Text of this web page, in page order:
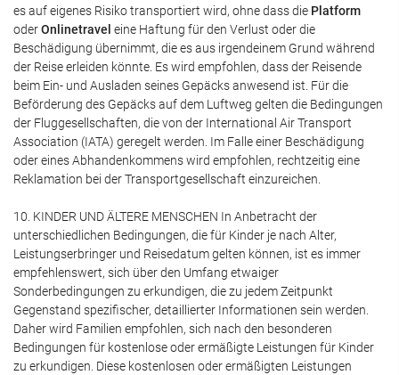
es auf eigenes Risiko transportiert wird, ohne dass die Platform
oderOnlinetravel eine Haftung für den Verlust oder die
Beschädigung übernimmt, die es aus irgendeinem Grund während
der Reise erleiden könnte. Es wird empfohlen, dass der Reisende
beim Ein- und Ausladen seines Gepäcks anwesend ist. Für die
Beförderung des Gepäcks auf dem Luftweg gelten die Bedingungen
der Fluggesellschaften, die von der International Air Transport
Association (IATA) geregelt werden. Im Falle einer Beschädigung
oder eines Abhandenkommens wird empfohlen, rechtzeitig eine
Reklamation bei der Transportgesellschaft einzureichen.
10. KINDER UND ÄLTERE MENSCHEN In Anbetracht der
unterschiedlichen Bedingungen, die für Kinder je nach Alter,
Leistungserbringer und Reisedatum gelten können, ist es immer
empfehlenswert, sich über den Umfang etwaiger
Sonderbedingungen zu erkundigen, die zu jedem Zeitpunkt
Gegenstand spezifischer, detaillierter Informationen sein werden.
Daher wird Familien empfohlen, sich nach den besonderen
Bedingungen für kostenlose oder ermäßigte Leistungen für Kinder
zu erkundigen. Diese kostenlosen oder ermäßigten Leistungen